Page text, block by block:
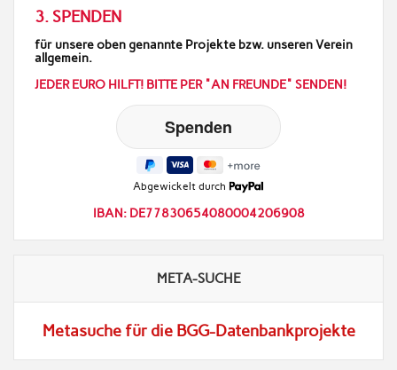
3. SPENDEN
für unsere oben genannte Projekte bzw. unseren Verein
allgemein.
JEDER EURO HILFT! BITTE PER "AN FREUNDE" SENDEN!
Abgewickelt durch
IBAN: DE77830654080004206908
META-SUCHE
Metasuche für die BGG-Datenbankprojekte